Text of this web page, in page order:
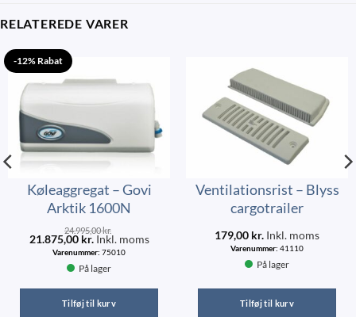
RELATEREDE VARER
-12% Rabat
Køleaggregat – Govi
Arktik 1600N
24.995,00kr.
21.875,00 kr.Inkl. moms
Varenummer: 75010
På lager
Tilføj til kurv
Ventilationsrist – Blyss
cargotrailer
179,00 kr. Inkl. moms
Varenummer: 41110
På lager
Tilføj til kurv